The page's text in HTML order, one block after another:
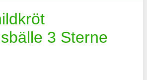
3 Sterne